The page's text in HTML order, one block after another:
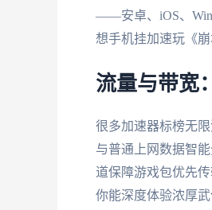
——安卓、iOS、
想手机挂加速玩《
流量与带宽
很多加速器标榜无
与普通上网数据智
道保障游戏包优先
你能深度体验浓厚